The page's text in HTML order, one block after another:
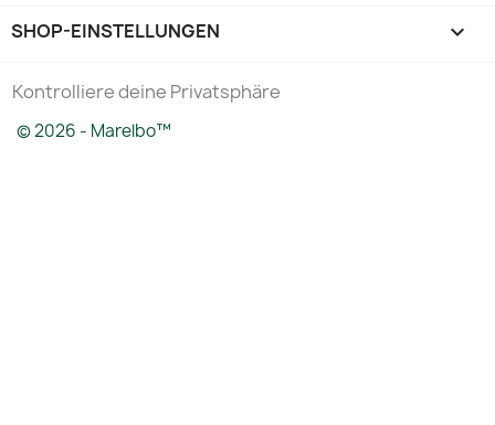
SHOP-EINSTELLUNGEN keyboard_arrow_down
Kontrolliere deine Privatsphäre
© 2026 - Marelbo™